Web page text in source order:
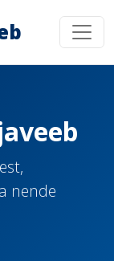
nende